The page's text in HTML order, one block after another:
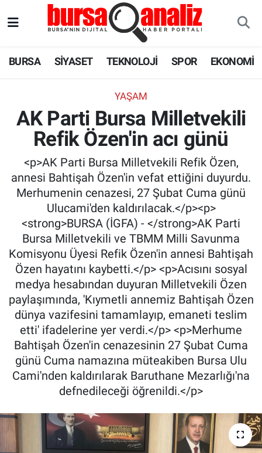
BURSA SİYASET TEKNOLOJİ SPOR EKONOMİ
YAŞAM
AK Parti Bursa Milletvekili
Refik Özen'in acı günü
<p>AK Parti Bursa Milletvekili Refik Özen,
annesi Bahtişah Özen'in vefat ettiğini duyurdu.
Merhumenin cenazesi, 27 Şubat Cuma günü
Ulucami'den kaldırılacak.</p><p>
<strong>BURSA (İGFA) - </strong>AK Parti
Bursa Milletvekili ve TBMM Milli Savunma
Komisyonu Üyesi Refik Özen'in annesi Bahtişah
Özen hayatını kaybetti.</p> <p>Acısını sosyal
medya hesabından duyuran Milletvekili Özen
paylaşımında, 'Kıymetli annemiz Bahtişah Özen
dünya vazifesini tamamlayıp, emaneti teslim
etti' ifadelerine yer verdi.</p> <p>Merhume
Bahtişah Özen'in cenazesinin 27 Şubat Cuma
günü Cuma namazına müteakiben Bursa Ulu
Cami'nden kaldırılarak Baruthane Mezarlığı'na
defnedileceği öğrenildi.</p>
SPOR
EKONOMİ
SAĞLIK
ASTROLOJİ
BLOG
Süper Lig Puan Durumu ve Fikstür
Tüm Manşetler
Son Dakika Haberleri
Haber Arşivi